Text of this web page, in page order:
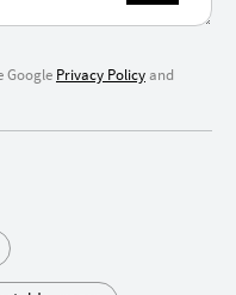
Google Privacy Policyand